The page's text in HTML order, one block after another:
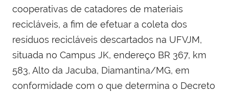
cooperativas de catadores de materiais
recicláveis, a fim de efetuar a coleta dos
resíduos recicláveis descartados na UFVJM,
situada no Campus JK, endereço BR 367, km
583, Alto da Jacuba, Diamantina/MG, em
conformidade com o que determina o Decreto